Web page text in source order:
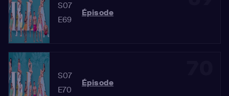
S07
E69
Épisode
S07
E70
Épisode